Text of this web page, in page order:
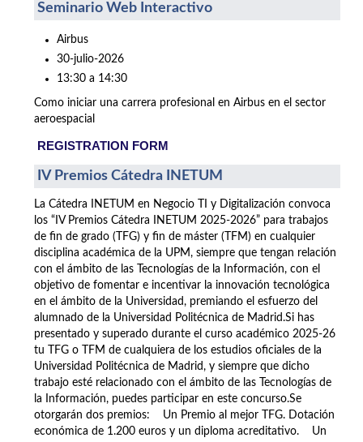
Seminario Web Interactivo
Airbus
30-julio-2026
13:30 a 14:30
Como iniciar una carrera profesional en Airbus en el sector
aeroespacial
REGISTRATION FORM
IV Premios Cátedra INETUM
La Cátedra INETUM en Negocio TI y Digitalización convoca
los “IV Premios Cátedra INETUM 2025-2026” para trabajos
de fin de grado (TFG) y fin de máster (TFM) en cualquier
disciplina académica de la UPM, siempre que tengan relación
con el ámbito de las Tecnologías de la Información, con el
objetivo de fomentar e incentivar la innovación tecnológica
en el ámbito de la Universidad, premiando el esfuerzo del
alumnado de la Universidad Politécnica de Madrid.Si has
presentado y superado durante el curso académico 2025-26
tu TFG o TFM de cualquiera de los estudios oficiales de la
Universidad Politécnica de Madrid, y siempre que dicho
trabajo esté relacionado con el ámbito de las Tecnologías de
la Información, puedes participar en este concurso.Se
otorgarán dos premios: Un Premio al mejor TFG. Dotación
económica de 1.200 euros y un diploma acreditativo. Un